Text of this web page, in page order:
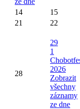
14
15
21 22
28
29
1
2026
Zobrazit
všechny
záznamy
ze dne